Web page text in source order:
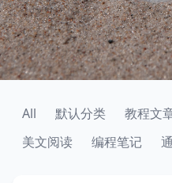
All 默认分类 教程文
美文阅读
编程笔记